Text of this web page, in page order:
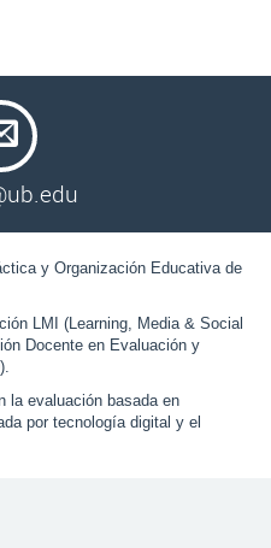
y Organización Educativa de
LMI (Learning, Media & Social
Docente en Evaluación y
la evaluación basada en
por tecnología digital y el